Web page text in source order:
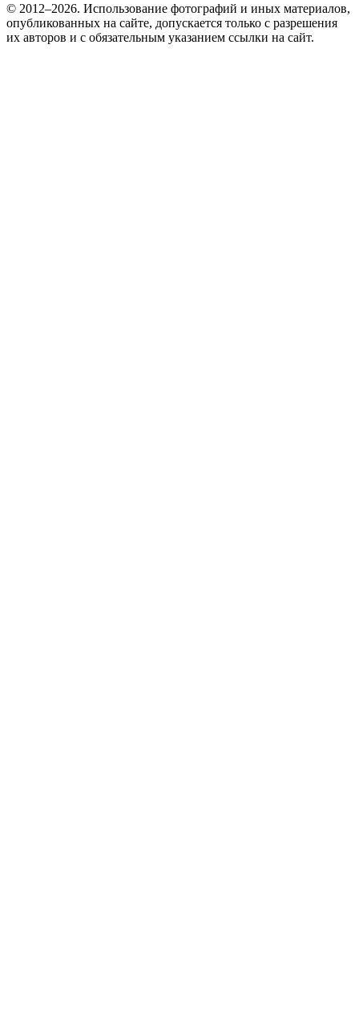
© 2012–2026. Использование фотографий и иных материалов,
опубликованных на сайте, допускается только с разрешения
их авторов и c обязательным указанием ссылки на сайт.